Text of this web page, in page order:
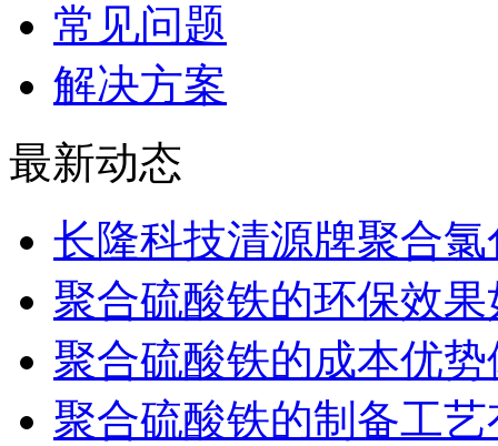
常见问题
解决方案
最新动态
长隆科技清源牌聚合
聚合硫酸铁的环保效
聚合硫酸铁的成本优
聚合硫酸铁的制备工